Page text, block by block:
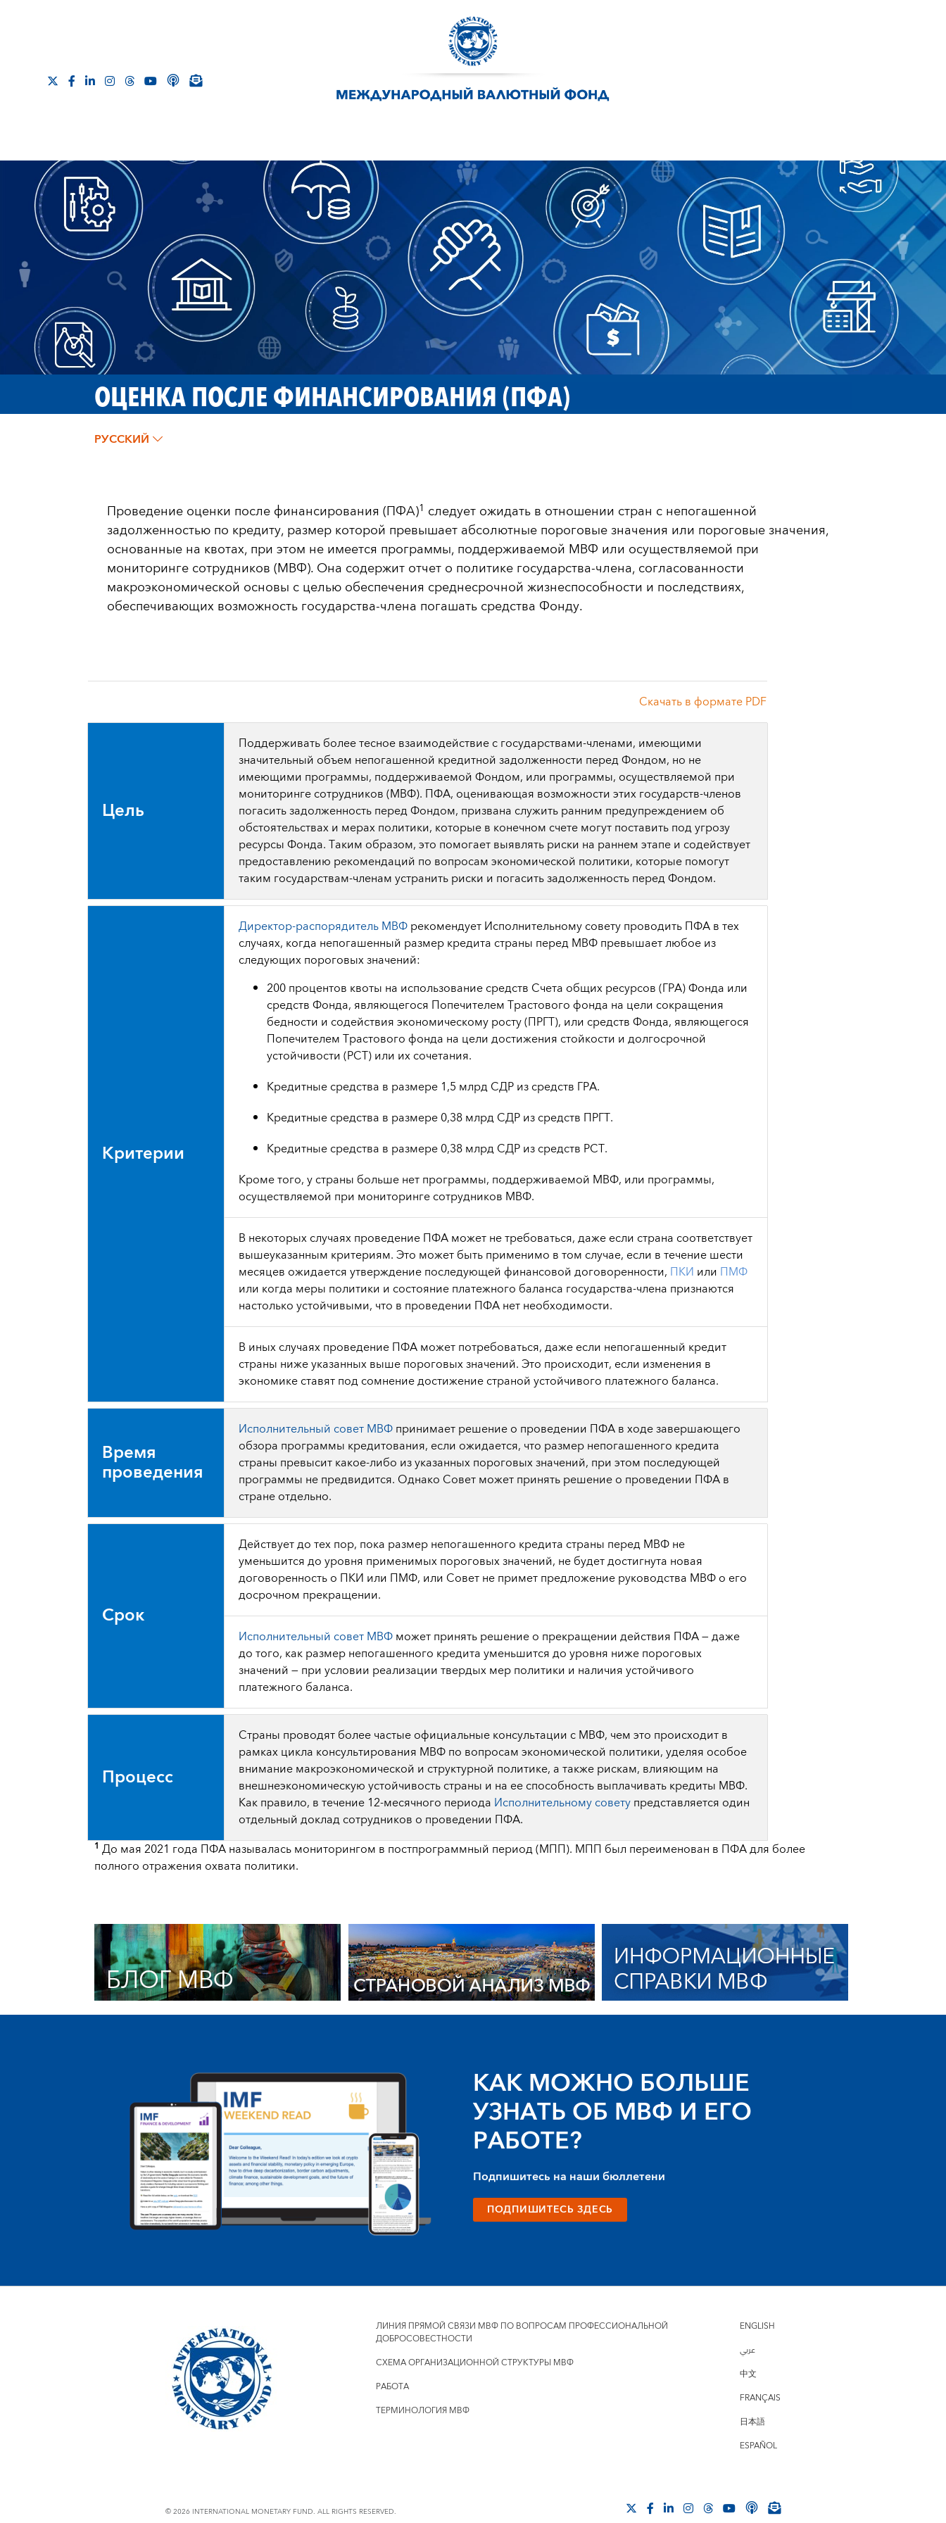
ОЦЕНКА ПОСЛЕ ФИНАНСИРОВАНИЯ (ПФА)
РУССКИЙ
Проведение оценки после финансирования (ПФА)1 следует ожидать в отношении стран с непогашенной
задолженностью по кредиту, размер которой превышает абсолютные пороговые значения или пороговые значения,
основанные на квотах, при этом не имеется программы, поддерживаемой МВФ или осуществляемой при
мониторинге сотрудников (МВФ). Она содержит отчет о политике государства-члена, согласованности
макроэкономической основы с целью обеспечения среднесрочной жизнеспособности и последствиях,
обеспечивающих возможность государства-члена погашать средства Фонду.
Скачать в формате PDF
Цель
Поддерживать более тесное взаимодействие с государствами-членами, имеющими
значительный объем непогашенной кредитной задолженности перед Фондом, но не
имеющими программы, поддерживаемой Фондом, или программы, осуществляемой при
мониторинге сотрудников (МВФ). ПФА, оценивающая возможности этих государств-членов
погасить задолженность перед Фондом, призвана служить ранним предупреждением об
обстоятельствах и мерах политики, которые в конечном счете могут поставить под угрозу
ресурсы Фонда. Таким образом, это помогает выявлять риски на раннем этапе и содействует
предоставлению рекомендаций по вопросам экономической политики, которые помогут
таким государствам-членам устранить риски и погасить задолженность перед Фондом.
Критерии
Директор-распорядитель МВФрекомендует Исполнительному совету проводить ПФА в тех
случаях, когда непогашенный размер кредита страны перед МВФ превышает любое из
следующих пороговых значений:
200 процентов квоты на использование средств Счета общих ресурсов (ГРА) Фонда или
средств Фонда, являющегося Попечителем Трастового фонда на цели сокращения
бедности и содействия экономическому росту (ПРГТ), или средств Фонда, являющегося
Попечителем Трастового фонда на цели достижения стойкости и долгосрочной
устойчивости (РСТ) или их сочетания.
Кредитные средства в размере 1,5 млрд СДР из средств ГРА.
Кредитные средства в размере 0,38 млрд СДР из средств ПРГТ.
Кредитные средства в размере 0,38 млрд СДР из средств РСТ.
Кроме того, у страны больше нет программы, поддерживаемой МВФ, или программы,
осуществляемой при мониторинге сотрудников МВФ.
В некоторых случаях проведение ПФА может не требоваться, даже если страна соответствует
вышеуказанным критериям. Это может быть применимо в том случае, если в течение шести
месяцев ожидается утверждение последующей финансовой договоренности, ПКИ или ПМФ
или когда меры политики и состояние платежного баланса государства-члена признаются
настолько устойчивыми, что в проведении ПФА нет необходимости.
В иных случаях проведение ПФА может потребоваться, даже если непогашенный кредит
страны ниже указанных выше пороговых значений. Это происходит, если изменения в
экономике ставят под сомнение достижение страной устойчивого платежного баланса.
Время
проведения
Исполнительный совет МВФпринимает решение о проведении ПФА в ходе завершающего
обзора программы кредитования, если ожидается, что размер непогашенного кредита
страны превысит какое-либо из указанных пороговых значений, при этом последующей
программы не предвидится. Однако Совет может принять решение о проведении ПФА в
стране отдельно.
Срок
Действует до тех пор, пока размер непогашенного кредита страны перед МВФ не
уменьшится до уровня применимых пороговых значений, не будет достигнута новая
договоренность о ПКИ или ПМФ, или Совет не примет предложение руководства МВФ о его
досрочном прекращении.
Исполнительный совет МВФможет принять решение о прекращении действия ПФА — даже
до того, как размер непогашенного кредита уменьшится до уровня ниже пороговых
значений — при условии реализации твердых мер политики и наличия устойчивого
платежного баланса.
Процесс
Страны проводят более частые официальные консультации с МВФ, чем это происходит в
рамках цикла консультирования МВФ по вопросам экономической политики, уделяя особое
внимание макроэкономической и структурной политике, а также рискам, влияющим на
внешнеэкономическую устойчивость страны и на ее способность выплачивать кредиты МВФ.
Как правило, в течение 12-месячного периода Исполнительному советупредставляется один
отдельный доклад сотрудников о проведении ПФА.
1 До мая 2021 года ПФА называлась мониторингом в постпрограммный период (МПП). МПП был переименован в ПФА для более
полного отражения охвата политики.
КАК МОЖНО БОЛЬШЕ
УЗНАТЬ ОБ МВФ И ЕГО
РАБОТЕ?
Подпишитесь на наши бюллетени
ПОДПИШИТЕСЬ ЗДЕСЬ
ЛИНИЯ ПРЯМОЙ СВЯЗИ МВФ ПО ВОПРОСАМ ПРОФЕССИОНАЛЬНОЙ
ДОБРОСОВЕСТНОСТИ
СХЕМА ОРГАНИЗАЦИОННОЙ СТРУКТУРЫ МВФ
РАБОТА
ТЕРМИНОЛОГИЯ МВФ
ENGLISH
عربي
中文
FRANÇAIS
日本語
ESPAÑOL
© 2026 INTERNATIONAL MONETARY FUND. ALL RIGHTS RESERVED.